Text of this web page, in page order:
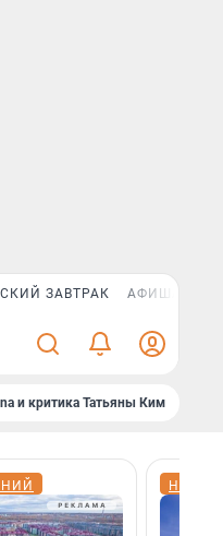
ЗАВТРАК АФИША PLUS
и критика Татьяны Ким